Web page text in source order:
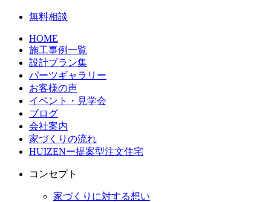
無料相談
HOME
施工事例一覧
設計プラン集
パーツギャラリー
お客様の声
イベント・見学会
ブログ
会社案内
家づくりの流れ
HUIZENー提案型注文住宅
コンセプト
家づくりに対する想い